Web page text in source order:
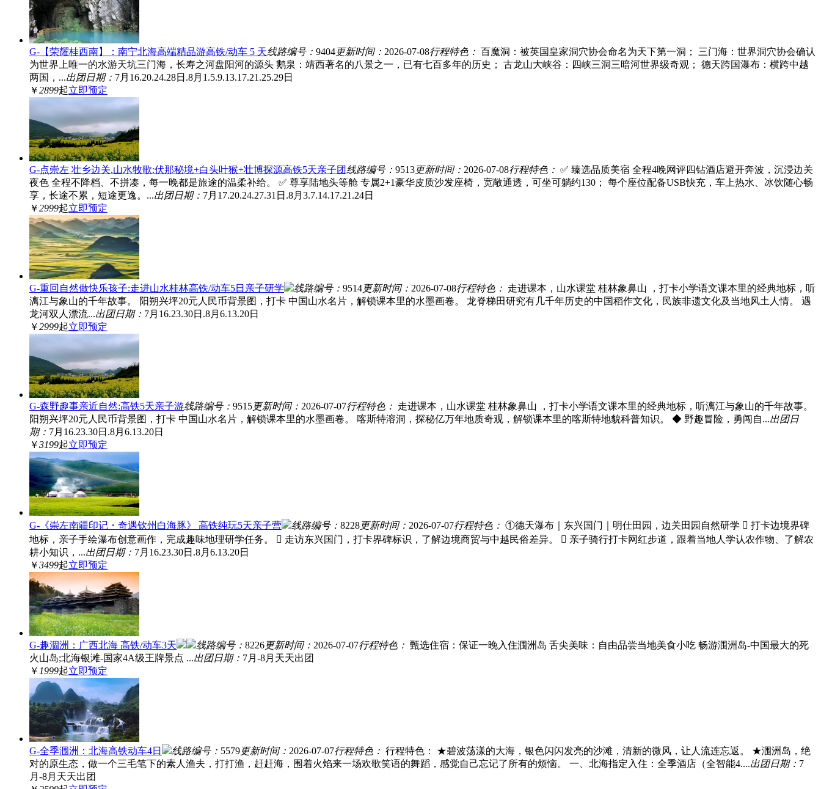
G-【荣耀桂西南】：南宁北海高端精品游高铁/动车 5 天线路编号： 9404更新时间： 2026-07-08行程特色： 百魔洞：被英国皇家洞穴协会命名为天下第一洞； 三门海：世界洞穴协会确认
为世界上唯一的水游天坑三门海，长寿之河盘阳河的源头 鹅泉：靖西著名的八景之一，已有七百多年的历史； 古龙山大峡谷：四峡三洞三暗河世界级奇观； 德天跨国瀑布：横跨中越
两国，...出团日期： 7月16.20.24.28日.8月1.5.9.13.17.21.25.29日
￥2899起立即预定
G-点崇左 壮乡边关.山水牧歌:伏那秘境+白头叶猴+壮博探源高铁5天亲子团 线路编号： 9513更新时间： 2026-07-08行程特色： ✅ 臻选品质美宿 全程4晚网评四钻酒店避开奔波，沉浸边关
夜色 全程不降档、不拼凑，每一晚都是旅途的温柔补给。 ✅ 尊享陆地头等舱 专属2+1豪华皮质沙发座椅，宽敞通透，可坐可躺约130； 每个座位配备USB快充，车上热水、冰饮随心畅
享，长途不累，短途更逸。...出团日期： 7月17.20.24.27.31日.8月3.7.14.17.21.24日
￥2999起立即预定
G-重回自然做快乐孩子:走进山水桂林高铁/动车5日亲子研学 线路编号： 9514更新时间： 2026-07-08行程特色： 走进课本，山水课堂 桂林象鼻山 ，打卡小学语文课本里的经典地标，听
漓江与象山的千年故事。 阳朔兴坪20元人民币背景图，打卡 中国山水名片，解锁课本里的水墨画卷。 龙脊梯田研究有几千年历史的中国稻作文化，民族非遗文化及当地风土人情。 遇
龙河双人漂流...出团日期： 7月16.23.30日.8月6.13.20日
￥2999起立即预定
G-森野趣事亲近自然:高铁5天亲子游线路编号： 9515更新时间： 2026-07-07行程特色： 走进课本，山水课堂 桂林象鼻山 ，打卡小学语文课本里的经典地标，听漓江与象山的千年故事。
阳朔兴坪20元人民币背景图，打卡 中国山水名片，解锁课本里的水墨画卷。 喀斯特溶洞，探秘亿万年地质奇观，解锁课本里的喀斯特地貌科普知识。 ◆ 野趣冒险，勇闯自...出团日
期： 7月16.23.30日.8月6.13.20日
￥3199起立即预定
G-《崇左南疆印记・奇遇钦州白海豚》 高铁纯玩5天亲子营 线路编号： 8228更新时间： 2026-07-07行程特色： ①德天瀑布｜东兴国门｜明仕田园，边关田园自然研学  打卡边境界碑
地标，亲子手绘瀑布创意画作，完成趣味地理研学任务。  走访东兴国门，打卡界碑标识，了解边境商贸与中越民俗差异。  亲子骑行打卡网红步道，跟着当地人学认农作物、了解农
耕小知识，...出团日期： 7月16.23.30日.8月6.13.20日
￥3499起立即预定
G-趣涸洲：广西北海 高铁/动车3天 线路编号： 8226更新时间： 2026-07-07行程特色： 甄选住宿：保证一晚入住涠洲岛 舌尖美味：自由品尝当地美食小吃 畅游涠洲岛-中国最大的死
火山岛;北海银滩-国家4A级王牌景点 ...出团日期： 7月-8月天天出团
￥ 1999起立即预定
G-全季涠洲：北海高铁动车4日 线路编号： 5579更新时间： 2026-07-07行程特色： 行程特色： ★碧波荡漾的大海，银色闪闪发亮的沙滩，清新的微风，让人流连忘返。 ★涠洲岛，绝
对的原生态，做一个三毛笔下的素人渔夫，打打渔，赶赶海，围着火焰来一场欢歌笑语的舞蹈，感觉自己忘记了所有的烦恼。 一、北海指定入住：全季酒店（全智能4....出团日期： 7
月-8月天天出团